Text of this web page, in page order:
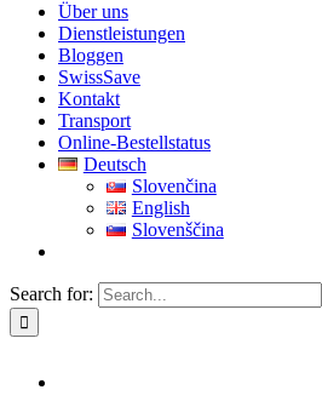
Über uns
Dienstleistungen
Bloggen
SwissSave
Kontakt
Transport
Online-Bestellstatus
Deutsch
Slovenčina
English
Slovenščina
Search for: